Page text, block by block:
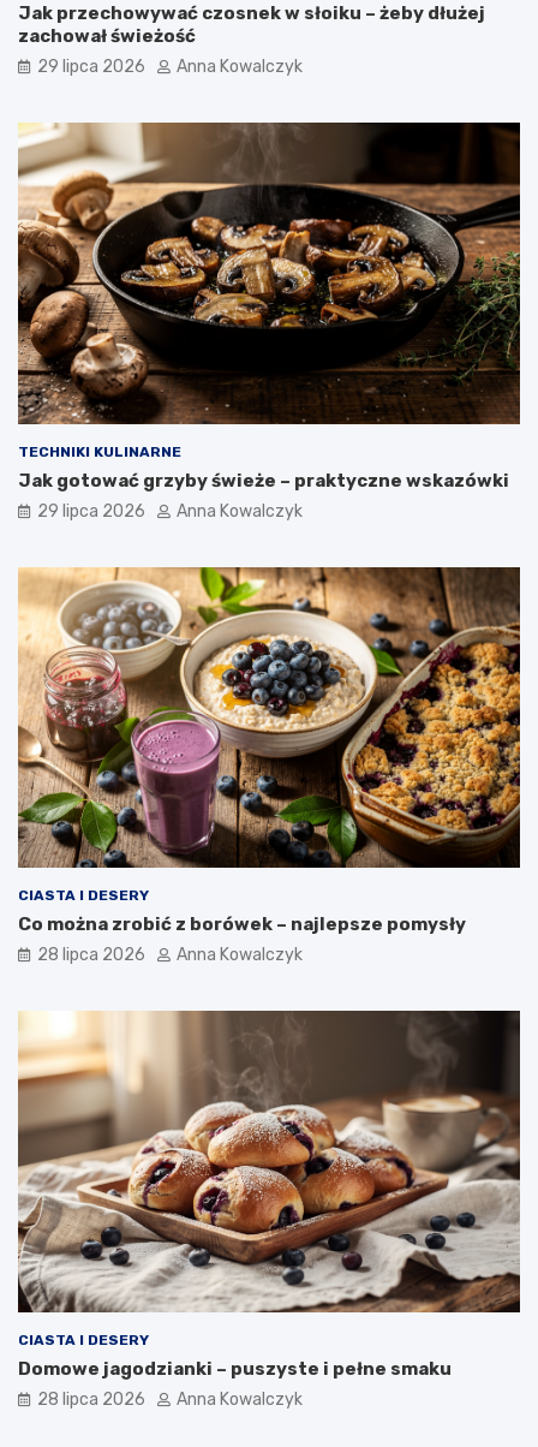
Jak przechowywać czosnek w słoiku – żeby dłużej
zachował świeżość
29 lipca 2026 Anna Kowalczyk
TECHNIKI KULINARNE
Jak gotować grzyby świeże – praktyczne wskazówki
29 lipca 2026 Anna Kowalczyk
CIASTA I DESERY
Co można zrobić z borówek – najlepsze pomysły
28 lipca 2026 Anna Kowalczyk
CIASTA I DESERY
Domowe jagodzianki – puszyste i pełne smaku
28 lipca 2026 Anna Kowalczyk